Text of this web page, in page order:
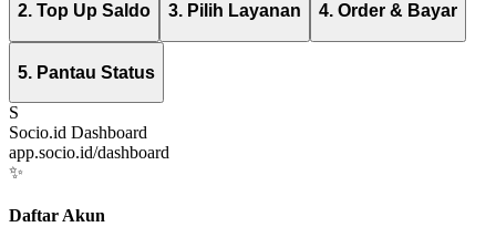
2. Top Up Saldo 3. Pilih Layanan 4. Order & Bayar
5. Pantau Status
S
Socio.id Dashboard
app.socio.id/dashboard
✨
Daftar Akun